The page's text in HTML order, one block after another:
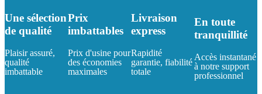
Une sélection
de qualité
Plaisir assuré,
qualité
imbattable
Prix
imbattables
Prix d'usine pour
des économies
maximales
Livraison
express
Rapidité
garantie, fiabilité
totale
En toute
tranquillité
Accès instantané
à notre support
professionnel